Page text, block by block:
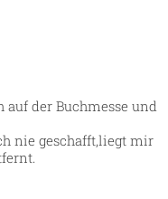
der Buchmesse und
nie geschafft,liegt mir